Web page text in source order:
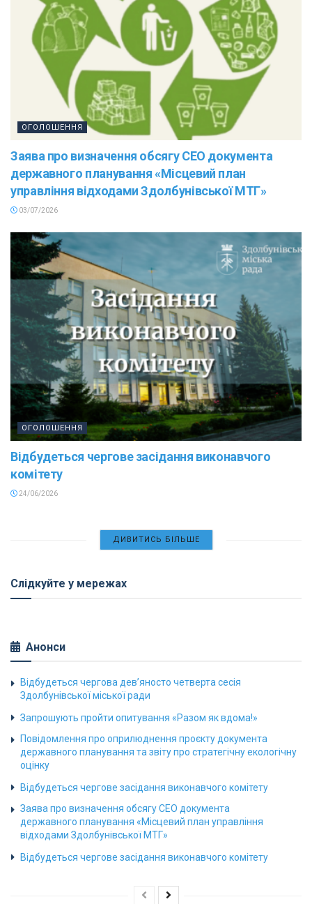
ОГОЛОШЕННЯ
Заява про визначення обсягу СЕО документа
державного планування «Місцевий план
управління відходами Здолбунівської МТГ»
03/07/2026
ОГОЛОШЕННЯ
Відбудеться чергове засідання виконавчого
комітету
24/06/2026
ДИВИТИСЬ БІЛЬШЕ
Слідкуйте у мережах
Анонси
Відбудеться чергова дев’яносто четверта сесія
Здолбунівської міської ради
Запрошують пройти опитування «Разом як вдома!»
Повідомлення про оприлюднення проєкту документа
державного планування та звіту про стратегічну екологічну
оцінку
Відбудеться чергове засідання виконавчого комітету
Заява про визначення обсягу СЕО документа
державного планування «Місцевий план управління
відходами Здолбунівської МТГ»
Відбудеться чергове засідання виконавчого комітету